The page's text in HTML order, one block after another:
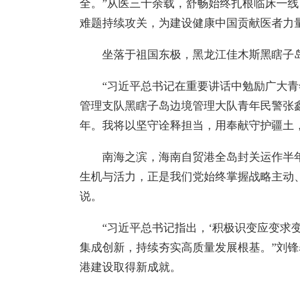
全。”从医三十余载，舒畅始终扎根临床一
难题持续攻关，为建设健康中国贡献医者力
坐落于祖国东极，黑龙江佳木斯黑瞎子
“习近平总书记在重要讲话中勉励广大
管理支队黑瞎子岛边境管理大队青年民警
年。我将以坚守诠释担当，用奉献守护疆
南海之滨，海南自贸港全岛封关运作半
生机与活力，正是我们党始终掌握战略主
说。
“习近平总书记指出，‘积极识变应变
集成创新，持续夯实高质量发展根基。”刘
港建设取得新成就。